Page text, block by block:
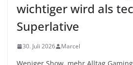
wichtiger wird als
Superlative
30. Juli 2026 Marcel